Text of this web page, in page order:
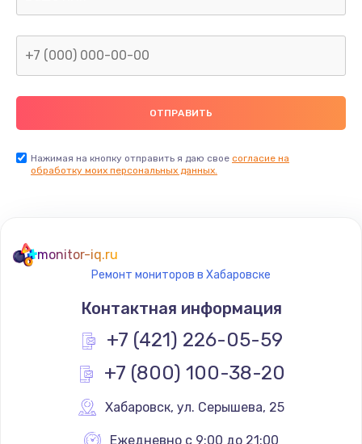
Нажимая на кнопку отправить я даю свое согласие на
обработку моих персональных данных.
monitor-iq.ru
Ремонт мониторов в Хабаровске
Контактная информация
+7 (421) 226-05-59
+7 (800) 100-38-20
Хабаровск, ул. Серышева, 25
Ежедневно с 9:00 до 21:00